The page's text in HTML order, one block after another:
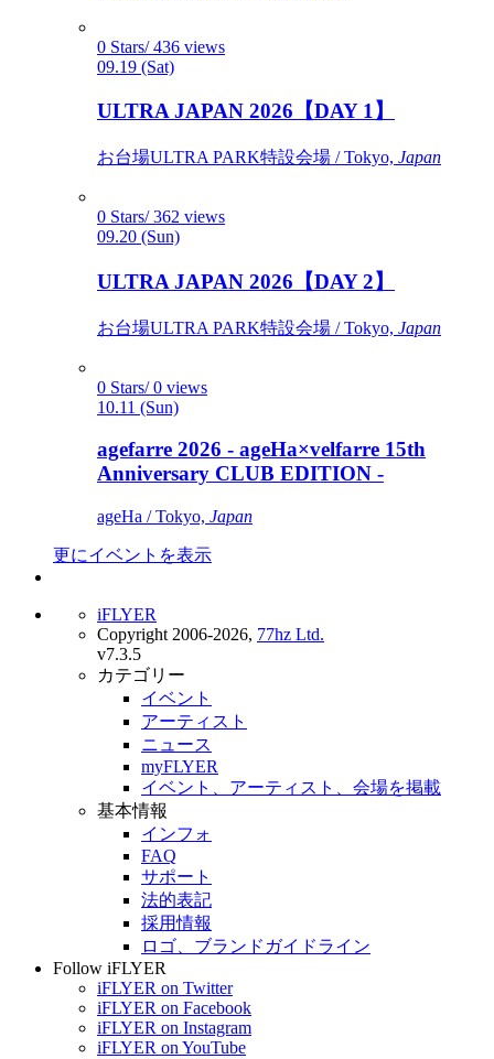
0 Stars/ 436 views
09.19 (Sat)
ULTRA JAPAN 2026【DAY 1】
お台場ULTRA PARK特設会場 / Tokyo, Japan
0 Stars/ 362 views
09.20 (Sun)
ULTRA JAPAN 2026【DAY 2】
お台場ULTRA PARK特設会場 / Tokyo, Japan
0 Stars/ 0 views
10.11 (Sun)
agefarre 2026 - ageHa×velfarre 15th
Anniversary CLUB EDITION -
ageHa / Tokyo, Japan
更にイベントを表示
iFLYER
Copyright 2006-2026, 77hz Ltd.
v7.3.5
カテゴリー
イベント
アーティスト
ニュース
myFLYER
イベント、アーティスト、会場を掲載
基本情報
インフォ
FAQ
サポート
法的表記
採用情報
ロゴ、ブランドガイドライン
Follow iFLYER
iFLYER on Twitter
iFLYER on Facebook
iFLYER on Instagram
iFLYER on YouTube